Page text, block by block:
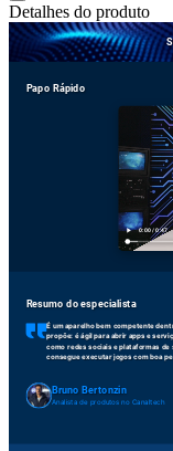
Detalhes do produto